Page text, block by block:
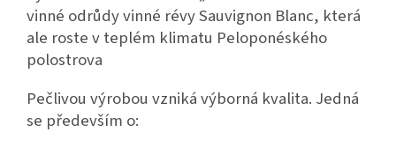
vinné odrůdy vinné révy Sauvignon Blanc, která
ale roste v teplém klimatu Peloponéského
polostrova
Pečlivou výrobou vzniká výborná kvalita. Jedná
se především o: